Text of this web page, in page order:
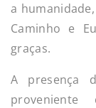
a
Caminho e
graças.
A presença
proveniente